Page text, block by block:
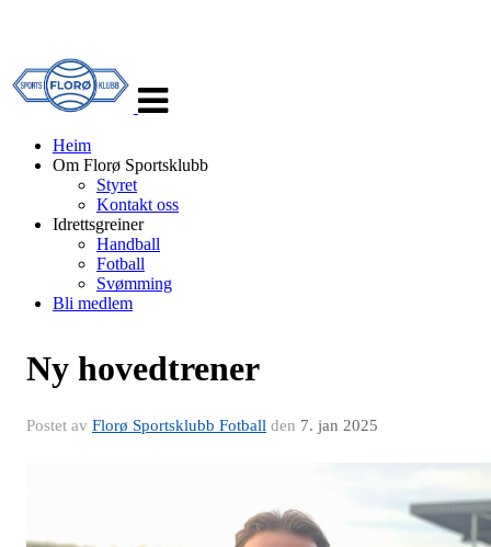
navigasjon
Heim
Om Florø Sportsklubb
Styret
Kontakt oss
Idrettsgreiner
Handball
Fotball
Svømming
Bli medlem
Ny hovedtrener
Postet av Florø Sportsklubb Fotball den 7. jan 2025